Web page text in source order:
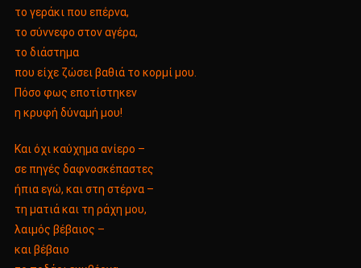
το γεράκι που επέρνα,
το σύννεφο στον αγέρα,
το διάστημα
που είχε ζώσει βαθιά το κορμί μου.
Πόσο φως εποτίστηκεν
η κρυφή δύναμή μου!
Και όχι καύχημα ανίερο –
σε πηγές δαφνοσκέπαστες
ήπια εγώ, και στη στέρνα –
τη ματιά και τη ράχη μου,
λαιμός βέβαιος –
και βέβαιο